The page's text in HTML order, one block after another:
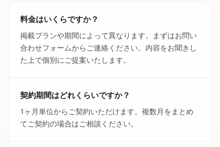
料金はいくらですか？
掲載プランや期間によって異なります。まずはお問い
合わせフォームからご連絡ください。内容をお聞きし
た上で個別にご提案いたします。
契約期間はどれくらいですか？
1ヶ月単位からご契約いただけます。複数月をまとめ
てご契約の場合はご相談ください。